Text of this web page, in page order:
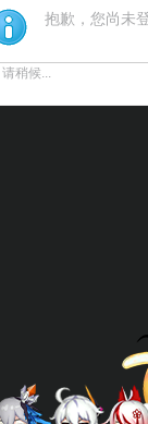
抱歉，您尚未
请稍候...